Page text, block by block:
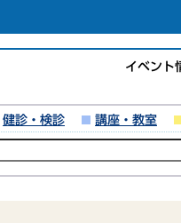
イベント
健診・検診 講座・教室